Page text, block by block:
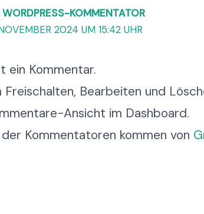
WORDPRESS-KOMMENTATOR
2024 UM 15:42 UHR
ein Kommentar.
Bearbeiten und
Ansicht im Dashboard.
Kommentatoren kommen von